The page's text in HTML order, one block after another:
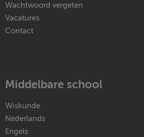
Wachtwoord vergeten
Vacatures
Contact
Middelbare school
Wiskunde
Nederlands
Engels